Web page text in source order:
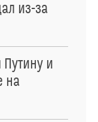
из-за
и
на